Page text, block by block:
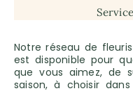
Notre réseau de
est disponible pour
que vous aimez, de
saison, à choisir